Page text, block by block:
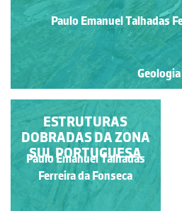
Paulo Emanuel Talhadas
Geologia
ESTRUTURAS
DOBRADAS DA ZONA
SUL PORTUGUESA
Paulo Emanuel Talhadas
Ferreira da Fonseca
ESTRUTURAS
DOBRADAS DA ZONA
SUL PORTUGUESA
Paulo Emanuel Talhadas
Ferreira da Fonseca